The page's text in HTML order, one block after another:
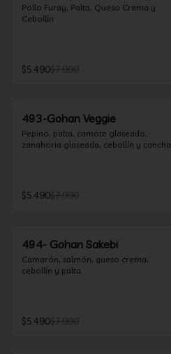
Pollo Furay, Palta, Queso Crema y
Cebollín
$5.490$7.990
493-Gohan Veggie
Pepino, palta, camote glaseado,
zanahoria glaseada, cebollín y cancha.
$5.490$7.990
494- Gohan Sakebi
Camarón, salmón, queso crema,
cebollín y palta.
$5.490$7.990